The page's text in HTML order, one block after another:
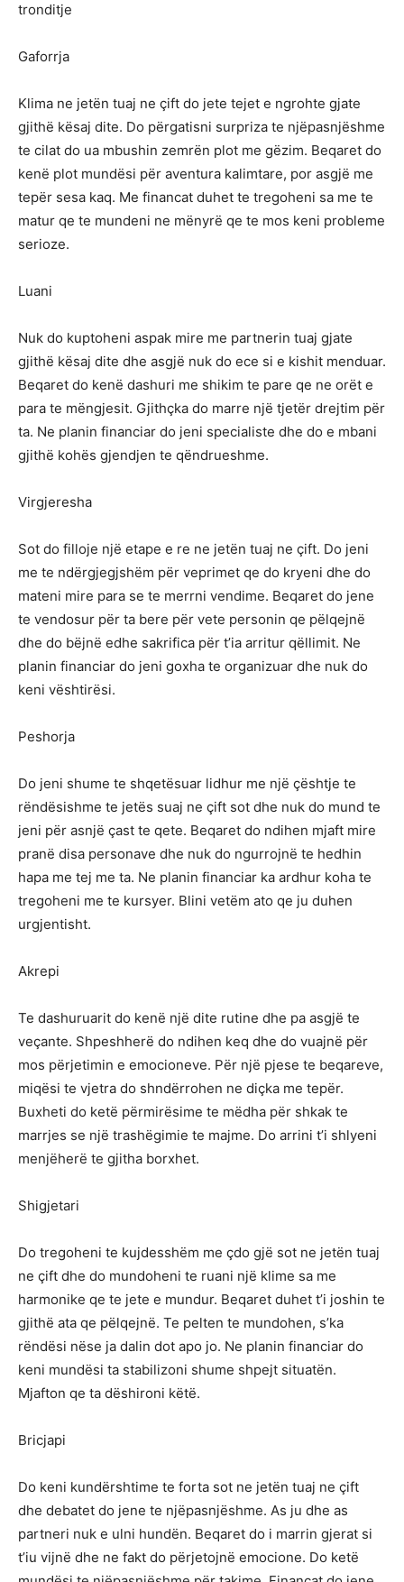
tronditje
Gaforrja
Klima ne jetën tuaj ne çift do jete tejet e ngrohte gjate
gjithë kësaj dite. Do përgatisni surpriza te njëpasnjëshme
te cilat do ua mbushin zemrën plot me gëzim. Beqaret do
kenë plot mundësi për aventura kalimtare, por asgjë me
tepër sesa kaq. Me financat duhet te tregoheni sa me te
matur qe te mundeni ne mënyrë qe te mos keni probleme
serioze.
Luani
Nuk do kuptoheni aspak mire me partnerin tuaj gjate
gjithë kësaj dite dhe asgjë nuk do ece si e kishit menduar.
Beqaret do kenë dashuri me shikim te pare qe ne orët e
para te mëngjesit. Gjithçka do marre një tjetër drejtim për
ta. Ne planin financiar do jeni specialiste dhe do e mbani
gjithë kohës gjendjen te qëndrueshme.
Virgjeresha
Sot do filloje një etape e re ne jetën tuaj ne çift. Do jeni
me te ndërgjegjshëm për veprimet qe do kryeni dhe do
mateni mire para se te merrni vendime. Beqaret do jene
te vendosur për ta bere për vete personin qe pëlqejnë
dhe do bëjnë edhe sakrifica për t’ia arritur qëllimit. Ne
planin financiar do jeni goxha te organizuar dhe nuk do
keni vështirësi.
Peshorja
Do jeni shume te shqetësuar lidhur me një çështje te
rëndësishme te jetës suaj ne çift sot dhe nuk do mund te
jeni për asnjë çast te qete. Beqaret do ndihen mjaft mire
pranë disa personave dhe nuk do ngurrojnë te hedhin
hapa me tej me ta. Ne planin financiar ka ardhur koha te
tregoheni me te kursyer. Blini vetëm ato qe ju duhen
urgjentisht.
Akrepi
Te dashuruarit do kenë një dite rutine dhe pa asgjë te
veçante. Shpeshherë do ndihen keq dhe do vuajnë për
mos përjetimin e emocioneve. Për një pjese te beqareve,
miqësi te vjetra do shndërrohen ne diçka me tepër.
Buxheti do ketë përmirësime te mëdha për shkak te
marrjes se një trashëgimie te majme. Do arrini t’i shlyeni
menjëherë te gjitha borxhet.
Shigjetari
Do tregoheni te kujdesshëm me çdo gjë sot ne jetën tuaj
ne çift dhe do mundoheni te ruani një klime sa me
harmonike qe te jete e mundur. Beqaret duhet t’i joshin te
gjithë ata qe pëlqejnë. Te pelten te mundohen, s’ka
rëndësi nëse ja dalin dot apo jo. Ne planin financiar do
keni mundësi ta stabilizoni shume shpejt situatën.
Mjafton qe ta dëshironi këtë.
Bricjapi
Do keni kundërshtime te forta sot ne jetën tuaj ne çift
dhe debatet do jene te njëpasnjëshme. As ju dhe as
partneri nuk e ulni hundën. Beqaret do i marrin gjerat si
t’iu vijnë dhe ne fakt do përjetojnë emocione. Do ketë